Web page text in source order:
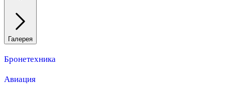
Галерея
Бронетехника
Авиация